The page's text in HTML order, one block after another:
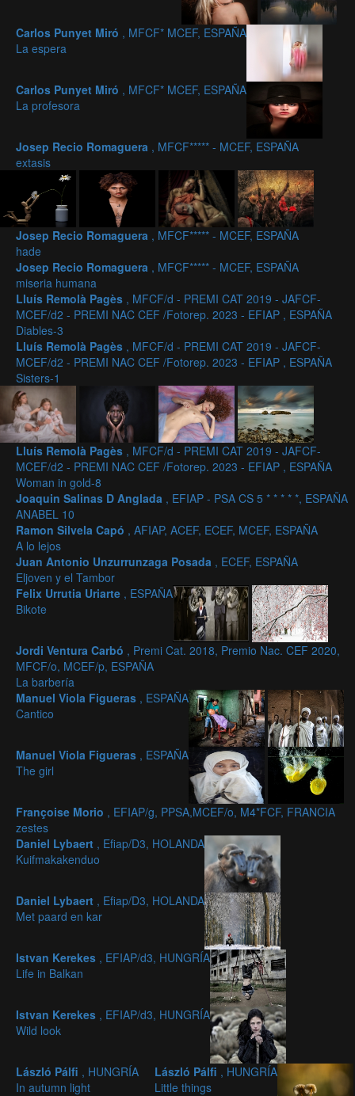
Carlos Punyet Miró , MFCF* MCEF, ESPAÑA
La espera
Carlos Punyet Miró , MFCF* MCEF, ESPAÑA
La profesora
Josep Recio Romaguera , MFCF***** - MCEF, ESPAÑA
extasis
Josep Recio Romaguera , MFCF***** - MCEF, ESPAÑA
hade
Josep Recio Romaguera , MFCF***** - MCEF, ESPAÑA
miseria humana
Lluís Remolà Pagès , MFCF/d - PREMI CAT 2019 - JAFCF-
MCEF/d2 - PREMI NAC CEF /Fotorep. 2023 - EFIAP , ESPAÑA
Diables-3
Lluís Remolà Pagès , MFCF/d - PREMI CAT 2019 - JAFCF-
MCEF/d2 - PREMI NAC CEF /Fotorep. 2023 - EFIAP , ESPAÑA
Sisters-1
Lluís Remolà Pagès , MFCF/d - PREMI CAT 2019 - JAFCF-
MCEF/d2 - PREMI NAC CEF /Fotorep. 2023 - EFIAP , ESPAÑA
Woman in gold-8
Joaquin Salinas D Anglada , EFIAP - PSA CS 5 * * * * *, ESPAÑA
ANABEL 10
Ramon Silvela Capó , AFIAP, ACEF, ECEF, MCEF, ESPAÑA
A lo lejos
Juan Antonio Unzurrunzaga Posada , ECEF, ESPAÑA
Eljoven y el Tambor
Felix Urrutia Uriarte , ESPAÑA
Bikote
Jordi Ventura Carbó , Premi Cat. 2018, Premio Nac. CEF 2020,
MFCF/o, MCEF/p, ESPAÑA
La barbería
Manuel Viola Figueras , ESPAÑA
Cantico
Manuel Viola Figueras , ESPAÑA
The girl
Françoise Morio , EFIAP/g, PPSA,MCEF/o, M4*FCF, FRANCIA
zestes
Daniel Lybaert , Efiap/D3, HOLANDA
Kuifmakakenduo
Daniel Lybaert , Efiap/D3, HOLANDA
Met paard en kar
Istvan Kerekes , EFIAP/d3, HUNGRÍA
Life in Balkan
Istvan Kerekes , EFIAP/d3, HUNGRÍA
Wild look
László Pálfi , HUNGRÍA
In autumn light
László Pálfi , HUNGRÍA
Little things